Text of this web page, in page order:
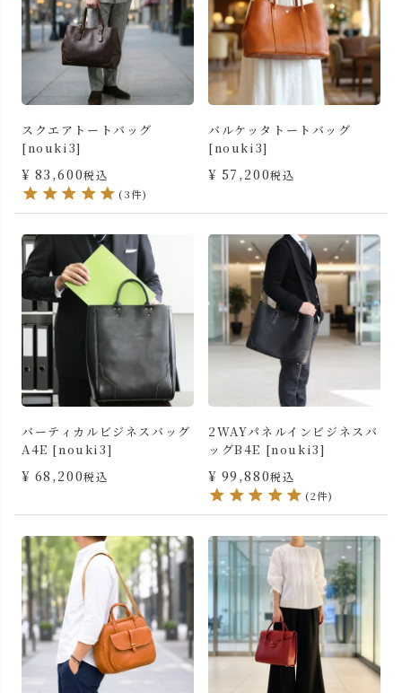
スクエアトートバッグ
[nouki3]
¥ 83,600税込
(3件)
バルケッタトートバッグ
[nouki3]
¥ 57,200税込
バーティカルビジネスバッグ
A4E [nouki3]
¥ 68,200税込
2WAYパネルインビジネスバ
ッグB4E [nouki3]
¥ 99,880税込
(2件)